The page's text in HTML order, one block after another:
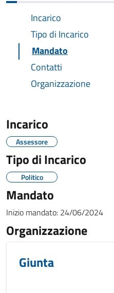
Incarico
Tipo di Incarico
Mandato
Contatti
Organizzazione
Incarico
Assessore
Tipo di Incarico
Politico
Mandato
Inizio mandato: 24/06/2024
Organizzazione
Giunta